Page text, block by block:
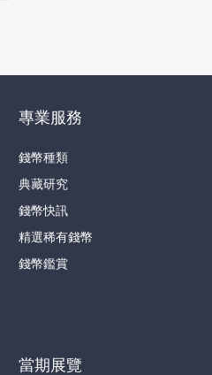
專業服務
錢幣種類
典藏研究
錢幣快訊
精選稀有錢幣
錢幣鑑賞
當期展覽